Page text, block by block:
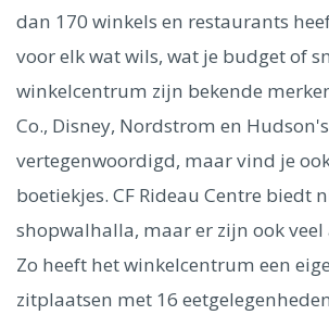
Berlijn Mechelen
Dublin
Hong Kong München Wenen
Madrid
Vancouver
Alles bekijken
dan 170 winkels en restaurants
voor elk wat wils, wat je budget of
winkelcentrum zijn bekende
Co., Disney, Nordstrom en
vertegenwoordigd, maar vind je
boetiekjes. CF Rideau Centre biedt
shopwalhalla, maar er zijn ook
Zo heeft het winkelcentrum een
zitplaatsen met 16